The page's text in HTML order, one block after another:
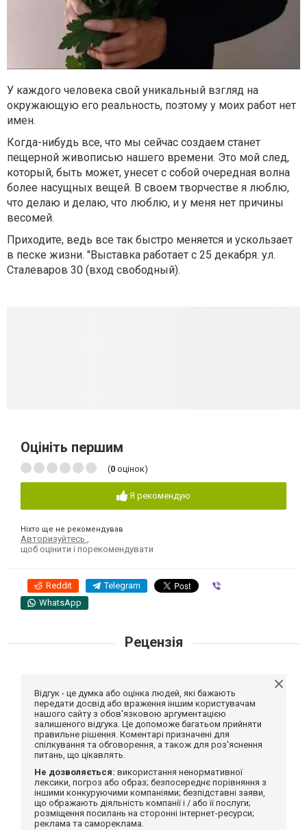
У каждого человека свой уникальный взгляд на
окружающую его реальность, поэтому у моих работ нет
имен.
Когда-нибудь все, что мы сейчас создаем станет
пещерной живописью нашего времени. Это мой след,
который, быть может, унесет с собой очередная волна
более насущных вещей. В своем творчестве я люблю,
что делаю и делаю, что люблю, и у меня нет причины
весомей.
Приходите, ведь все так быстро меняется и ускользает
в песке жизни. "Выставка работает с 25 декабря. ул.
Сталеваров 30 (вход свободный).
Оцініть першим
(0 оцінок)
Я рекомендую
Ніхто ще не рекомендував
Авторизуйтесь ,
щоб оцінити і порекомендувати
Reddit Telegram
WhatsApp
Рецензія
Відгук - це думка або оцінка людей, які бажають
передати досвід або враження іншим користувачам
нашого сайту з обов'язковою аргументацією
залишеного відгука. Це допоможе багатьом прийняти
правильне рішення. Коментарі призначені для
спілкування та обговорення, а також для роз'яснення
питань, що цікавлять.
Не дозволяється: використання ненормативної
лексики, погроз або образ; безпосереднє порівняння з
іншими конкуруючими компаніями; безпідставні заяви,
що ображають діяльність компанії і / або її послуги;
розміщення посилань на сторонні інтернет-ресурси;
реклама та самореклама.